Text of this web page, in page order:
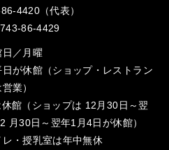
4420（代表）
86-4429
日／月曜
が休館（ショップ・レストラン
業）
館（ショップは 12月30日～翌
月30日～翌年1月4日が休館）
・授乳室は年中無休